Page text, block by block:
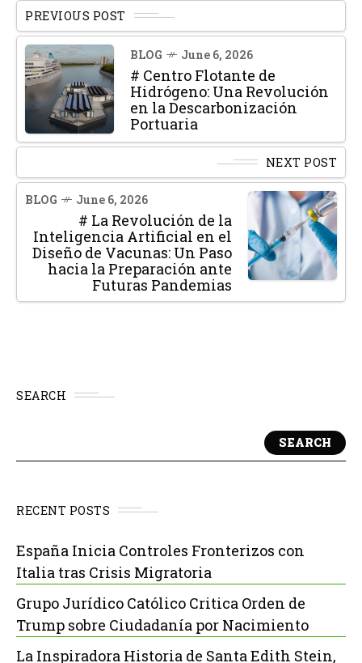
PREVIOUS POST
BLOG June 6, 2026
# Centro Flotante de
Hidrógeno: Una Revolución
en la Descarbonización
Portuaria
NEXT POST
BLOG June 6, 2026
# La Revolución de la
Inteligencia Artificial en el
Diseño de Vacunas: Un Paso
hacia la Preparación ante
Futuras Pandemias
SEARCH
SEARCH
RECENT POSTS
España Inicia Controles Fronterizos con
Italia tras Crisis Migratoria
Grupo Jurídico Católico Critica Orden de
Trump sobre Ciudadanía por Nacimiento
La Inspiradora Historia de Santa Edith Stein,